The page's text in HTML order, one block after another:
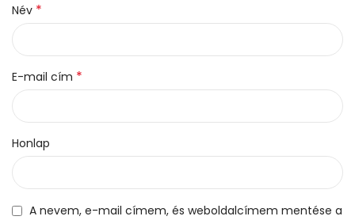
Név *
E-mail cím *
Honlap
A nevem, e-mail címem, és weboldalcímem mentése a